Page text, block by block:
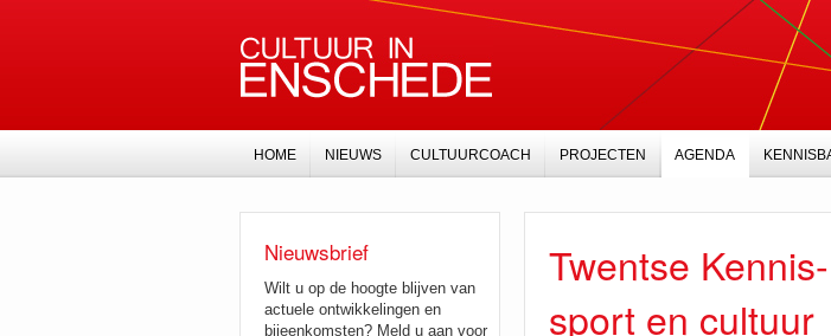
Twentse
sport en cultuur
Nieuwsbrief
Wilt u op de hoogte blijven van
actuele ontwikkelingen en
bijeenkomsten? Meld u aan voor
HOME NIEUWS CULTUURCOACH PROJECTEN AGENDA